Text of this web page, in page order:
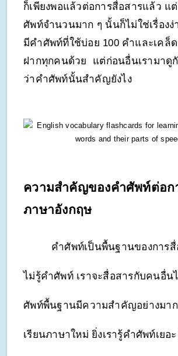
ก็เพียงพอแล้วต่อการสื่อสารแล้ว แ
ศัพท์จำนวนมาก ๆ นั้นก็ไม่ใช่เรื่องง่
มีคำศัพท์ที่ใช้บ่อย 100 คำและเคล็
ฝากทุกคนด้วย  แต่ก่อนอื่นเรามาดู
ว่าคำศัพท์นั้นสำคัญยังไง
ความสำคัญของคำศัพท์ต่อก
ภาษาอังกฤษ
คำศัพท์เป็นพื้นฐานของการสื่
ไม่รู้คำศัพท์ เราจะสื่อสารกับคนอื่น
ศัพท์พื้นฐานมีความสำคัญอย่างมาก
เรียนภาษาใหม่ ยิ่งเรารู้คำศัพท์เยอ